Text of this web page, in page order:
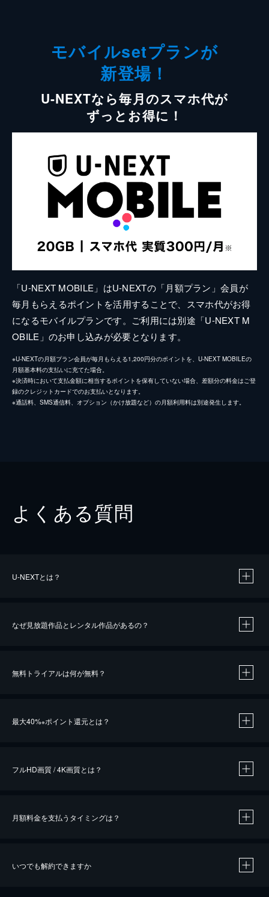
モバイルsetプランが
新登場！
U-NEXTなら毎月のスマホ代が
ずっとお得に！
「U-NEXT MOBILE」はU-NEXTの「月額プラン」会員が
毎月もらえるポイントを活用することで、スマホ代がお得
になるモバイルプランです。ご利用には別途「U-NEXT M
OBILE」のお申し込みが必要となります。
※U-NEXTの月額プラン会員が毎月もらえる1,200円分のポイントを、U-NEXT MOBILEの
月額基本料の支払いに充てた場合。
※決済時において支払金額に相当するポイントを保有していない場合、差額分の料金はご登
録のクレジットカードでのお支払いとなります。
※通話料、SMS通信料、オプション（かけ放題など）の月額利用料は別途発生します。
よくある質問
U-NEXTとは？
なぜ見放題作品とレンタル作品があるの？
無料トライアルは何が無料？
最大40%※ポイント還元とは？
※40％ポイント還元の対象は、クレジットカード決済による作品の購入 / レンタルです。
フルHD画質 / 4K画質とは？
月額料金を支払うタイミングは？
いつでも解約できますか